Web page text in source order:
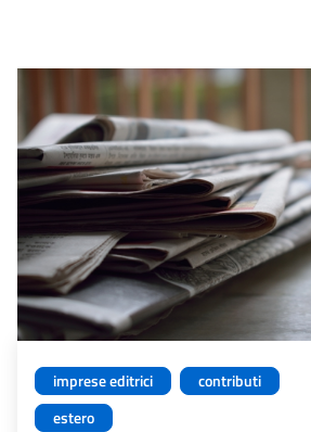
imprese editrici
contributi
estero